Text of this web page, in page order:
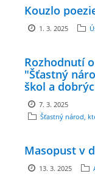
REZERVAČNÍ
ŠKOLNÍ
NEPOTŘEBNÝ
VOLNÁ PRACOVNÍ
Kouzlo
1. 3. 2025
Rozhodnutí
"Šťastný
škol a
7. 3. 2025
Šťastný národ,
Masopust v
13. 3. 2025